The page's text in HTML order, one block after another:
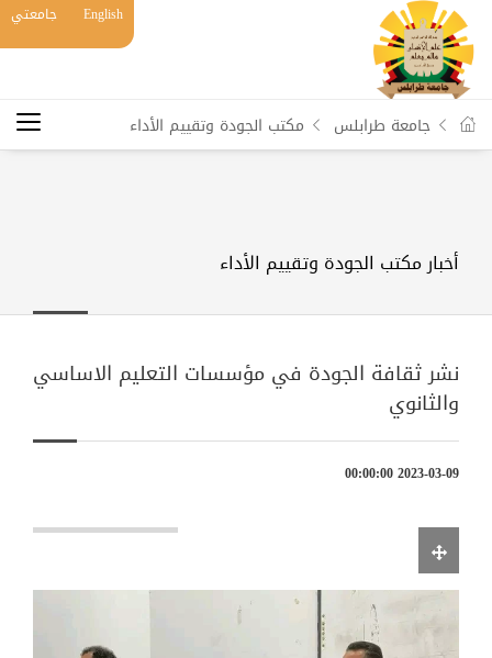
English جامعتي
جامعة طرابلس مكتب الجودة وتقييم الأداء
أخبار مكتب الجودة وتقييم الأداء
نشر ثقافة الجودة في مؤسسات التعليم الاساسي
والثانوي
2023-03-09 00:00:00